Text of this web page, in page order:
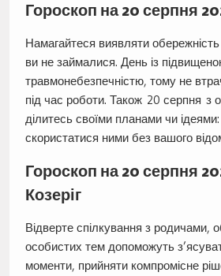
Гороскоп на 20 серпня
Намагайтеся виявляти
ви не займалися. День із
травмонебезпечністю, тому не
під час роботи. Також 20 серпня з
ділитесь своїми планами чи
скористатися ними без вашого
Гороскоп на 20 серпня
Козеріг
Відверте спілкування з родичами,
особистих тем допоможуть
моменти, прийняти компромісне